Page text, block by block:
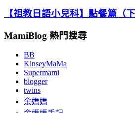
【祖教日語小兒科】點餐篇（下
MamiBlog 熱門搜尋
BB
KinseyMaMa
Supermami
blogger
twins
余媽媽